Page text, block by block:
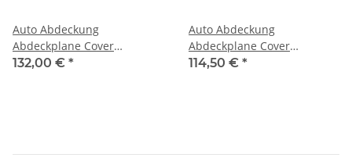
Auto Abdeckung
Abdeckplane Cover
Ganzgarage outdoor
132,00 € *
Auto Abdeckung
Abdeckplane Cover
Ganzgarage outdoor
114,50 € *